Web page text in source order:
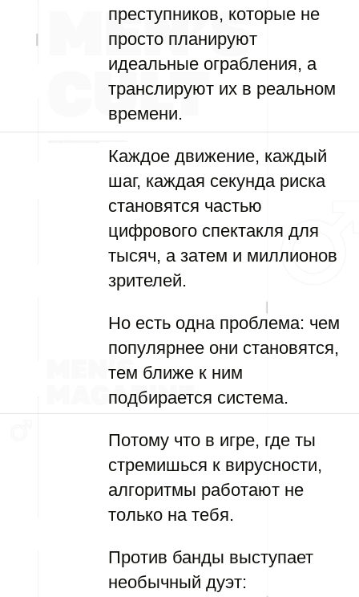
преступников, которые не
просто планируют
идеальные ограбления, а
транслируют их в реальном
времени.
Каждое движение, каждый
шаг, каждая секунда риска
становятся частью
цифрового спектакля для
тысяч, а затем и миллионов
зрителей.
Но есть одна проблема: чем
популярнее они становятся,
тем ближе к ним
подбирается система.
Потому что в игре, где ты
стремишься к вирусности,
алгоритмы работают не
только на тебя.
Против банды выступает
необычный дуэт: